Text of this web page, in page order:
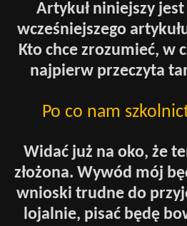
Artykuł niniejszy
wcześniejszego
Kto chce zrozumieć, w
najpierw przeczyta
Po co nam
Widać już na oko, że
złożona. Wywód mój
wnioski trudne do
lojalnie, pisać będę